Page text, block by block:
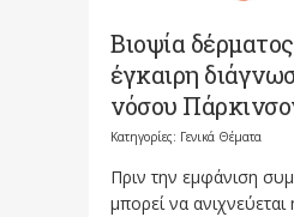
Bιοψία
έγκαιρη
νόσου
Κατηγορίες: Γενικά Θέματα
Πριν την εμφάνιση
μπορεί να